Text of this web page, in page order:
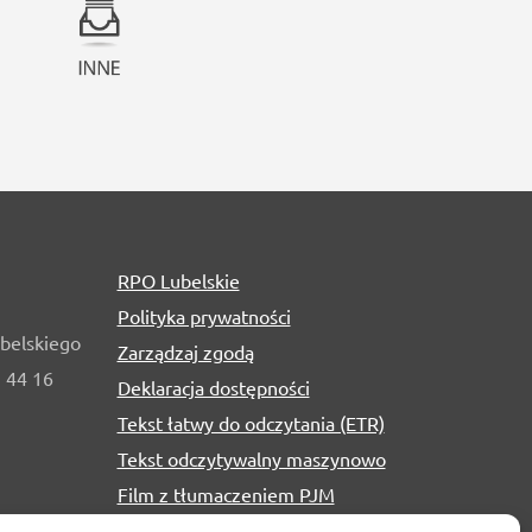
16
RPO Lubelskie
Polityka prywatności
Zarządzaj zgodą
Deklaracja dostępności
Tekst łatwy do odczytania (ETR)
Tekst odczytywalny maszynowo
Film z tłumaczeniem PJM